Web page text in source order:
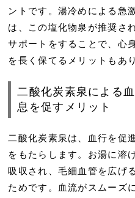
ントです。湯冷めによる急
は、この塩化物泉が推奨さ
サポートをすることで、心
を長く保てるメリットもあ
二酸化炭素泉による
息を促すメリット
二酸化炭素泉は、血行を促
をもたらします。お湯に溶
吸収され、毛細血管を広げ
ためです。血流がスムーズ